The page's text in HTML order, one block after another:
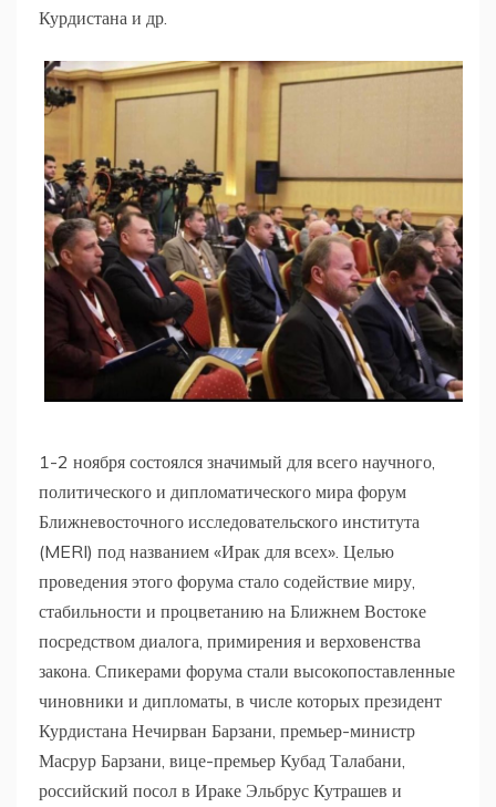
Курдистана и др.
1-2 ноября состоялся значимый для всего научного,
политического и дипломатического мира форум
Ближневосточного исследовательского института
(MERI) под названием «Ирак для всех». Целью
проведения этого форума стало содействие миру,
стабильности и процветанию на Ближнем Востоке
посредством диалога, примирения и верховенства
закона. Спикерами форума стали высокопоставленные
чиновники и дипломаты, в числе которых президент
Курдистана Нечирван Барзани, премьер-министр
Масрур Барзани, вице-премьер Кубад Талабани,
российский посол в Ираке Эльбрус Кутрашев и